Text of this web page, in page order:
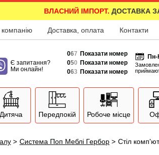
ВЛАСНИЙ ІМПОРТ. ДОСТАВКА
Доставка, оплата Контакти
Є запитання?
Ми онлайн!
067 Показати номер
050 Показати номер
063 Показати номер
Пн-
Дитяча Передпокій Робоче місце
> Система Поп Меблі Гербор > Стіл